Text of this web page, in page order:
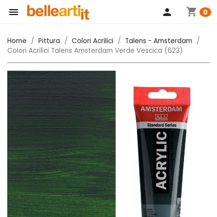
 shopping_cart 0
person
Home Pittura Colori Acrilici
Talens - Amsterdam
Colori Acrilici Talens Amsterdam Verde Vescica (623)